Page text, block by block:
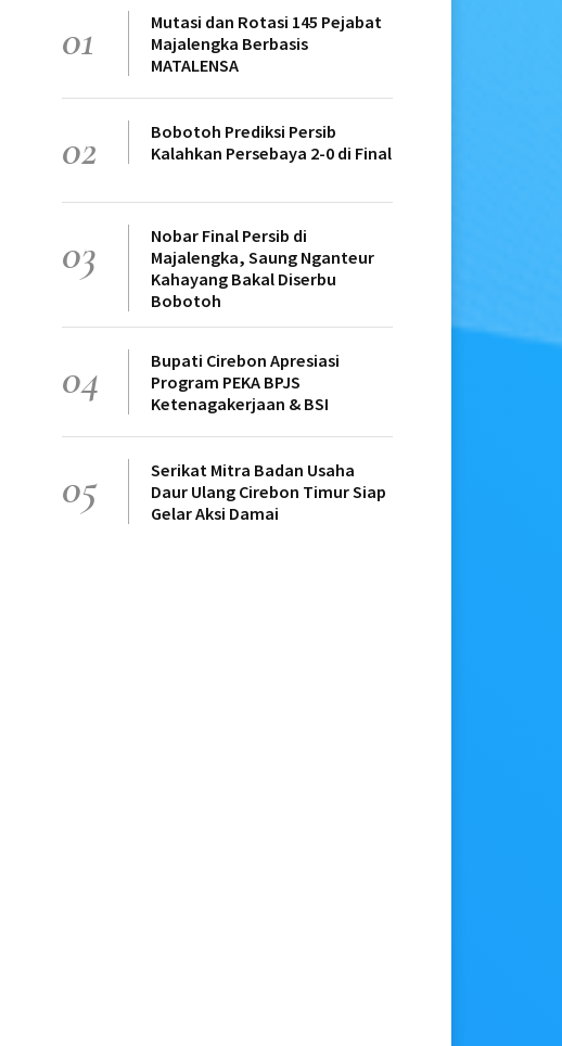
01
Mutasi dan Rotasi 145 Pejabat
Majalengka Berbasis
MATALENSA
02
Bobotoh Prediksi Persib
Kalahkan Persebaya 2-0 di Final
03
Nobar Final Persib di
Majalengka, Saung Nganteur
Kahayang Bakal Diserbu
Bobotoh
04
Bupati Cirebon Apresiasi
Program PEKA BPJS
Ketenagakerjaan & BSI
05
Serikat Mitra Badan Usaha
Daur Ulang Cirebon Timur Siap
Gelar Aksi Damai